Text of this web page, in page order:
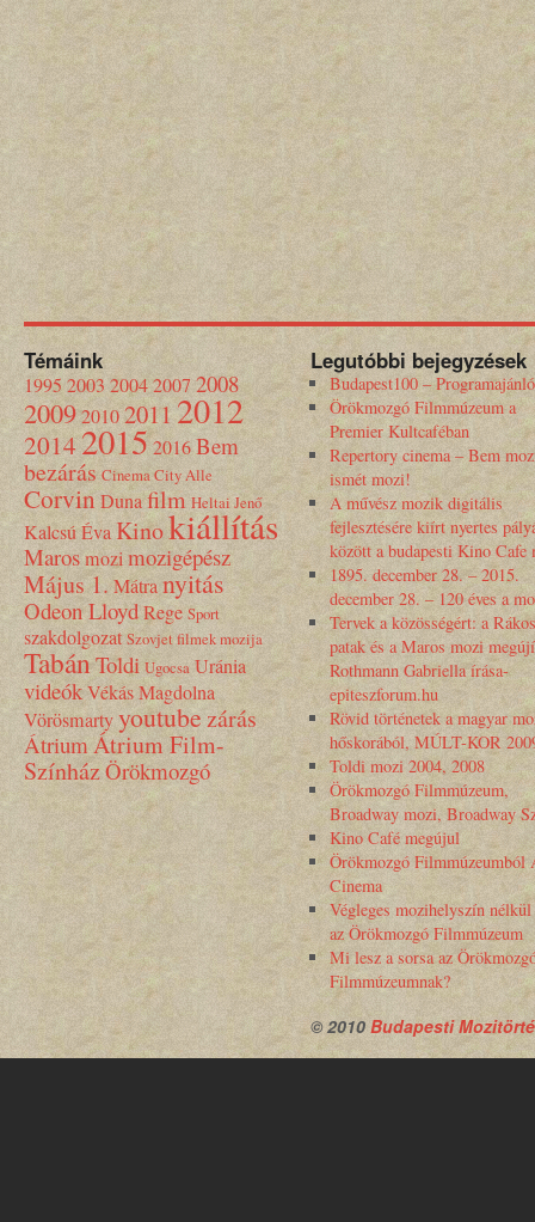
Témáink
1995 2003 20042007 2008
200920102011 2012
201420152016Bem
bezárás Cinema City Alle
CorvinDunafilm Heltai Jenő
Kalcsú ÉvaKinokiállítás
Marosmozimozigépész
Május 1. Mátranyitás
Odeon LloydRege Sport
szakdolgozat Szovjet filmek mozija
TabánToldi Ugocsa Uránia
videókVékás Magdolna
Vörösmartyyoutubezárás
Átrium Átrium Film-
SzínházÖrökmozgó
Legutóbbi bejegyzések
Budapest100 – Programajánló
Örökmozgó Filmmúzeum a
Premier Kultcaféban
Repertory cinema – Bem
ismét mozi!
A művész mozik digitális
fejlesztésére kiírt nyertes
között a budapesti Kino Cafe
1895. december 28. – 2015.
december 28. – 120 éves a
Tervek a közösségért: a
patak és a Maros mozi
Rothmann Gabriella írása-
epiteszforum.hu
Rövid történetek a magyar
hőskorából, MÚLT-KOR
Toldi mozi 2004, 2008
Örökmozgó Filmmúzeum,
Broadway mozi, Broadway
Kino Café megújul
Örökmozgó Filmmúzeumból
Cinema
Végleges mozihelyszín nélkül
az Örökmozgó Filmmúzeum
Mi lesz a sorsa az
Filmmúzeumnak?
© 2010 Budapesti